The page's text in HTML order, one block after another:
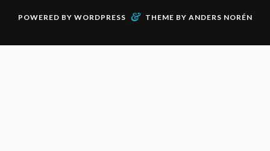
POWERED BY WORDPRESS & THEME BY ANDERS NORÉN